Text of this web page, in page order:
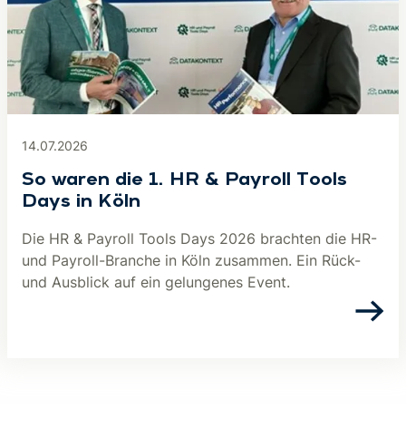
14.07.2026
So waren die 1. HR & Payroll Tools
Days in Köln
Die HR & Payroll Tools Days 2026 brachten die HR-
und Payroll-Branche in Köln zusammen. Ein Rück-
und Ausblick auf ein gelungenes Event.